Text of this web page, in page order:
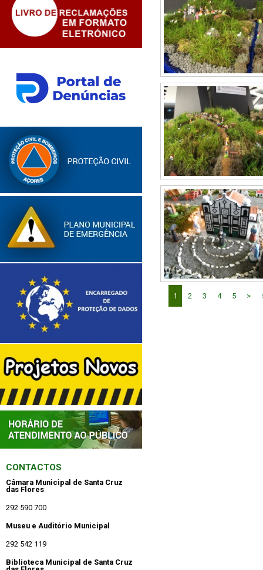
CONTACTOS
Câmara Municipal de Santa Cruz
das Flores
292 590 700
Museu e Auditório Municipal
292 542 119
Biblioteca Municipal de Santa Cruz
1 2 3 4 5 >